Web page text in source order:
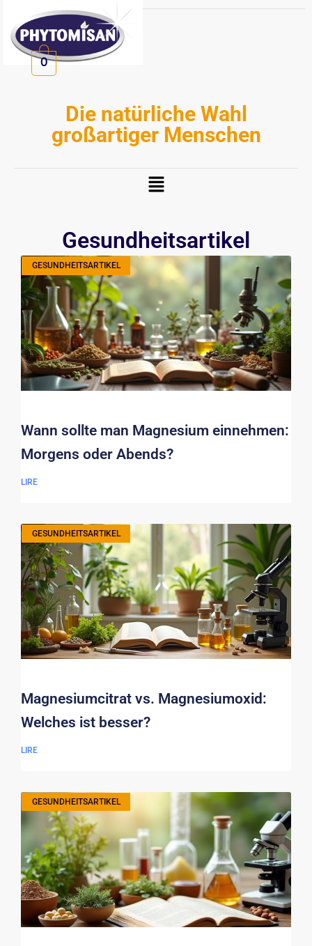
Inhalt
springen
0
Die natürliche Wahl
großartiger Menschen
Menü
Gesundheitsartikel
GESUNDHEITSARTIKEL
Wann sollte man Magnesium einnehmen:
Morgens oder Abends?
LIRE
GESUNDHEITSARTIKEL
Magnesiumcitrat vs. Magnesiumoxid:
Welches ist besser?
LIRE
GESUNDHEITSARTIKEL